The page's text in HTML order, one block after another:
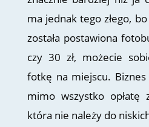
ma jednak tego złego,
została postawiona
czy 30 zł, możecie
fotkę na miejscu.
mimo wszystko opłatę
która nie należy do